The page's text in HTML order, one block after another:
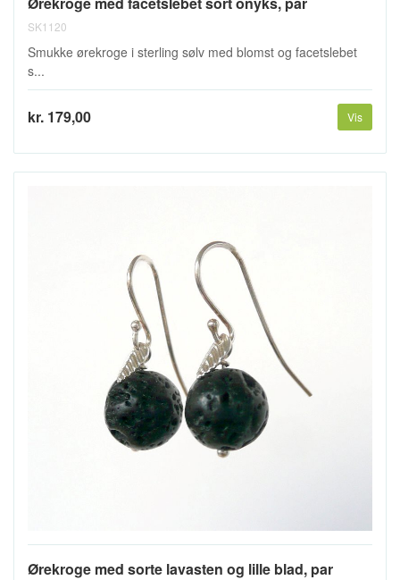
SK1120
Smukke ørekroge i sterling sølv med blomst og facetslebet
s...
kr. 179,00 Vis
Ørekroge med sorte lavasten og lille blad, par